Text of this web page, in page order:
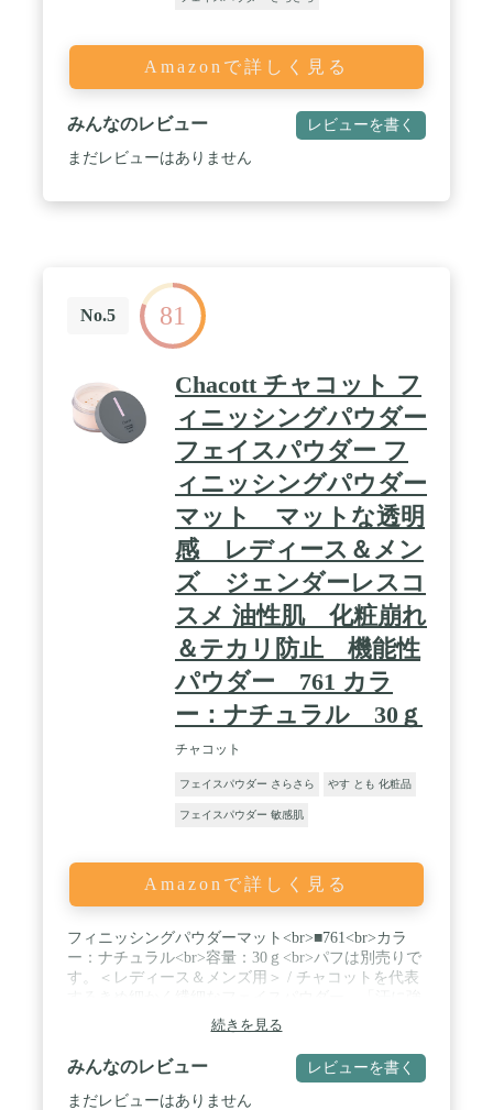
Amazonで詳しく見る
みんなのレビュー レビューを書く
まだレビューはありません
No.5 81
Chacott チャコット フ
ィニッシングパウダー
フェイスパウダー フ
ィニッシングパウダー
マット マットな透明
感 レディース＆メン
ズ ジェンダーレスコ
スメ 油性肌 化粧崩れ
＆テカリ防止 機能性
パウダー 761 カラ
ー：ナチュラル 30ｇ
チャコット
フェイスパウダー さらさら やす とも 化粧品
フェイスパウダー 敏感肌
Amazonで詳しく見る
フィニッシングパウダーマット<br>■761<br>カラ
ー：ナチュラル<br>容量：30ｇ<br>パフは別売りで
す。＜レディース＆メンズ用＞ / チャコットを代表
い」「くずれにくい」過酷なステージでパフォーマ
ンスを発揮してきた機能性パウダー / 【しっかりカ
バー/マットな透明感】●発色を損なわずにファンデ
ーションを安定●適度なカバー力で肌のキメや毛穴
を整え、マットな透明感に仕上がります。 / 【テカ
続きを見る
みんなのレビュー レビューを書く
まだレビューはありません